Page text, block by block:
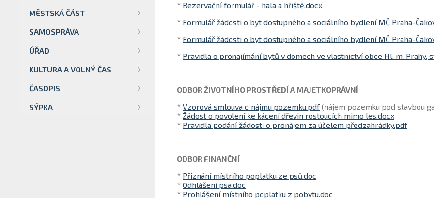
MĚSTSKÁ ČÁST
SAMOSPRÁVA
ÚŘAD
KULTURA A VOLNÝ ČAS
ČASOPIS
SÝPKA
* Rezervační formulář - hala a hřiště.docx
* Formulář žádosti o byt dostupného a sociálního bydlení MČ Praha-
* Formulář žádosti o byt dostupného a sociálního bydlení MČ Praha-
* Pravidla o pronajímání bytů v domech ve vlastnictví obce Hl. m. Prahy,
ODBOR ŽIVOTNÍHO PROSTŘEDÍ A MAJETKOPRÁVNÍ
* Vzorová smlouva o nájmu pozemku.pdf(nájem pozemku pod stavbou
* Žádost o povolení ke kácení dřevin rostoucích mimo les.docx
* Pravidla podání žádosti o pronájem za účelem předzahrádky.pdf
ODBOR FINANČNÍ
* Přiznání místního poplatku ze psů.doc
* Odhlášení psa.doc
* Prohlášení místního poplatku z pobytu.doc